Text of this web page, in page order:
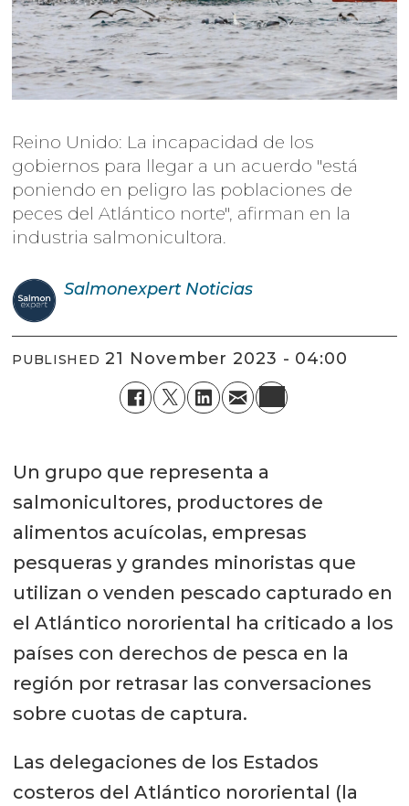
Reino Unido: La incapacidad de los
gobiernos para llegar a un acuerdo "está
poniendo en peligro las poblaciones de
peces del Atlántico norte", afirman en la
industria salmonicultora.
Salmonexpert Noticias
PUBLISHED 21 November 2023 - 04:00
Un grupo que representa a
salmonicultores, productores de
alimentos acuícolas, empresas
pesqueras y grandes minoristas que
utilizan o venden pescado capturado en
el Atlántico nororiental ha criticado a los
países con derechos de pesca en la
región por retrasar las conversaciones
sobre cuotas de captura.
Las delegaciones de los Estados
costeros del Atlántico nororiental (la